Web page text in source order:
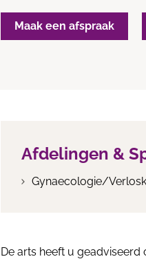
Maak een afspraak
Afdelingen &
Gynaecologie/
De arts heeft u